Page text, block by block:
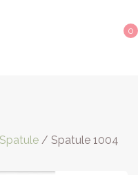
0
/ Spatule 1004